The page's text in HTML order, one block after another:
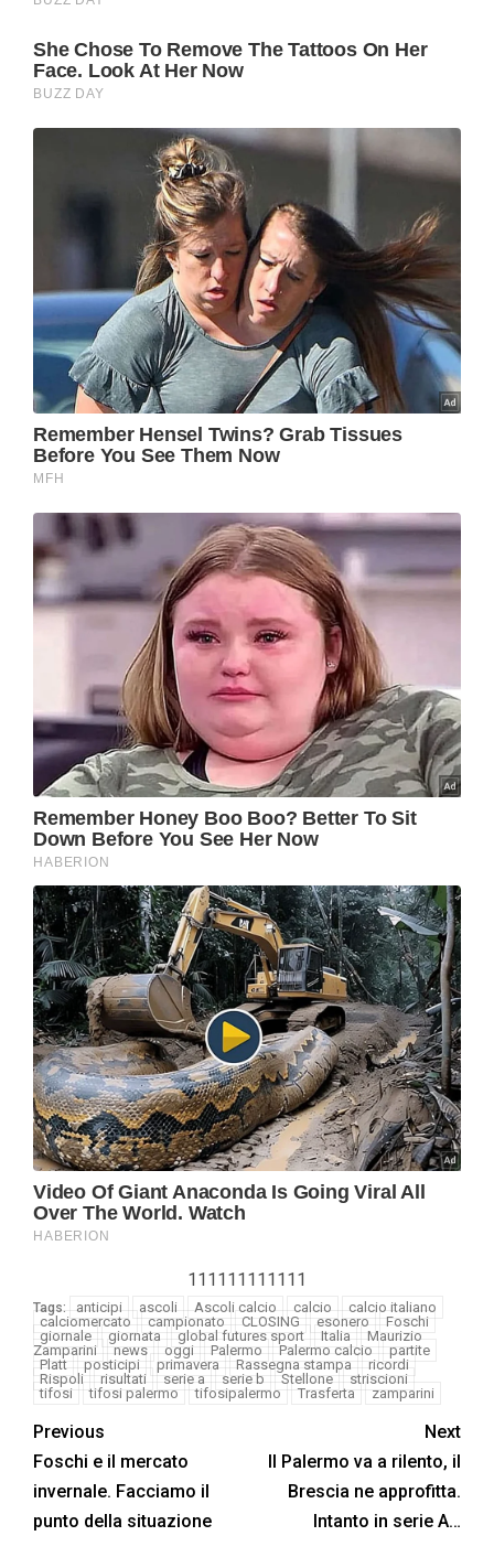
111111111111
Tags: anticipi ascoli Ascoli calcio calcio
calcio italiano
calciomercato
campionato CLOSING esonero
Foschi
giornale
giornata global futures sport Italia
Maurizio
Zamparini
news oggi Palermo Palermo calcio
partite
Platt
posticipi primavera Rassegna stampa
ricordi
Rispoli
risultati serie a serie b Stellone
striscioni
tifosi
tifosi palermo tifosipalermo Trasferta zamparini
Previous
Foschi e il mercato
invernale. Facciamo il
punto della situazione
Next
Il Palermo va a rilento, il
Brescia ne approfitta.
Intanto in serie A…